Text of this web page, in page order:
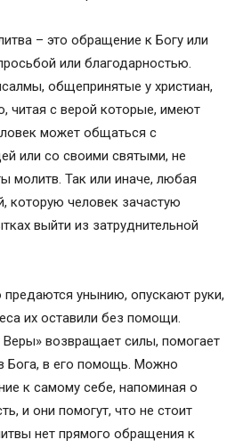
– это обращение к Богу или
или благодарностью.
общепринятые у христиан,
читая с верой которые, имеют
может общаться с
или со своими святыми, не
молитв. Так или иначе, любая
которую человек зачастую
выйти из затруднительной
предаются унынию, опускают руки,
их оставили без помощи.
возвращает силы, помогает
Бога, в его помощь. Можно
к самому себе, напоминая о
и они помогут, что не стоит
нет прямого обращения к